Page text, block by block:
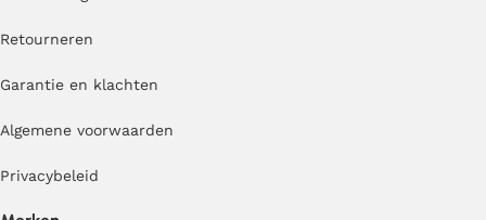
Retourneren
Garantie en klachten
Algemene voorwaarden
Privacybeleid